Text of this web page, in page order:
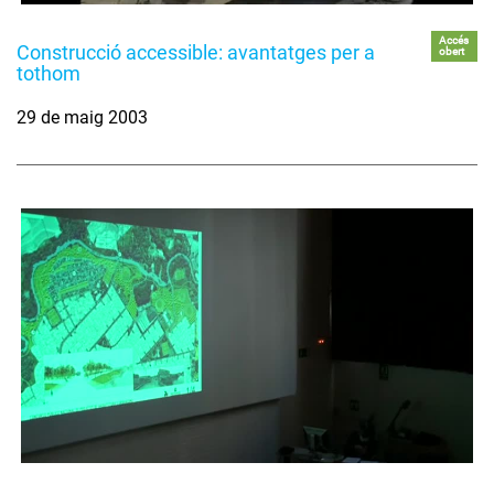
Construcció accessible: avantatges per a
tothom
Accés
obert
29 de maig 2003